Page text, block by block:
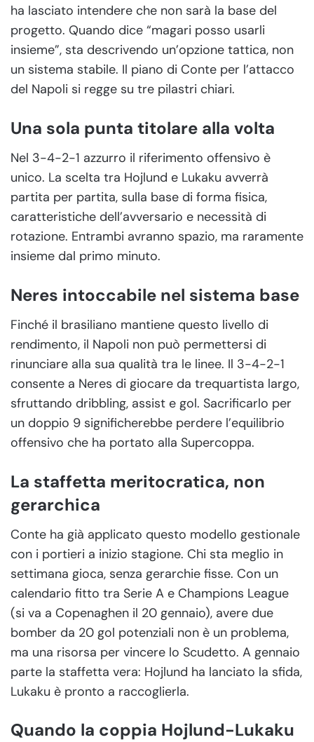
ha lasciato intendere che non sarà la base del
progetto. Quando dice “magari posso usarli
insieme”, sta descrivendo un’opzione tattica, non
un sistema stabile. Il piano di Conte per l’attacco
del Napoli si regge su tre pilastri chiari.
Una sola punta titolare alla volta
Nel 3-4-2-1 azzurro il riferimento offensivo è
unico. La scelta tra Hojlund e Lukaku avverrà
partita per partita, sulla base di forma fisica,
caratteristiche dell’avversario e necessità di
rotazione. Entrambi avranno spazio, ma raramente
insieme dal primo minuto.
Neres intoccabile nel sistema base
Finché il brasiliano mantiene questo livello di
rendimento, il Napoli non può permettersi di
rinunciare alla sua qualità tra le linee. Il 3-4-2-1
consente a Neres di giocare da trequartista largo,
sfruttando dribbling, assist e gol. Sacrificarlo per
un doppio 9 significherebbe perdere l’equilibrio
offensivo che ha portato alla Supercoppa.
La staffetta meritocratica, non
gerarchica
Conte ha già applicato questo modello gestionale
con i portieri a inizio stagione. Chi sta meglio in
settimana gioca, senza gerarchie fisse. Con un
calendario fitto tra Serie A e Champions League
(si va a Copenaghen il 20 gennaio), avere due
bomber da 20 gol potenziali non è un problema,
ma una risorsa per vincere lo Scudetto. A gennaio
parte la staffetta vera: Hojlund ha lanciato la sfida,
Lukaku è pronto a raccoglierla.
Quando la coppia Hojlund-Lukaku